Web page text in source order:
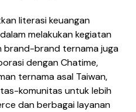
literasi keuangan
melakukan kegiatan
brand-brand ternama juga
dengan Chatime,
ternama asal Taiwan,
komunitas untuk lebih
dan berbagai layanan